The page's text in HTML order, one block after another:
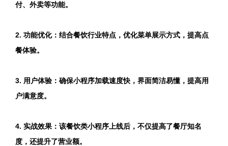
付、外卖等功能。
2. 功能优化：结合餐饮行业特点，优化菜单展示方式，提高点
餐体验。
3. 用户体验：确保小程序加载速度快，界面简洁易懂，提高用
户满意度。
4. 实战效果：该餐饮类小程序上线后，不仅提高了餐厅知名
度，还提升了营业额。